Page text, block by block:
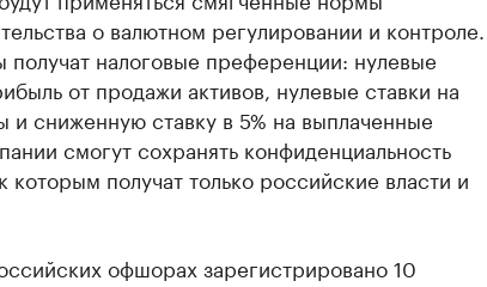
о валютном регулировании и контроле.
получат налоговые преференции: нулевые
от продажи активов, нулевые ставки на
и сниженную ставку в 5% на выплаченные
смогут сохранять конфиденциальность
которым получат только российские власти и
офшорах зарегистрировано 10